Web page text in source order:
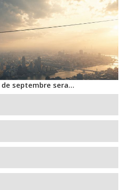
septembre sera…